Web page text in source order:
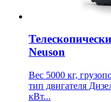
Neuson
Вес 5000 кг,
тип двигателя
кВт...